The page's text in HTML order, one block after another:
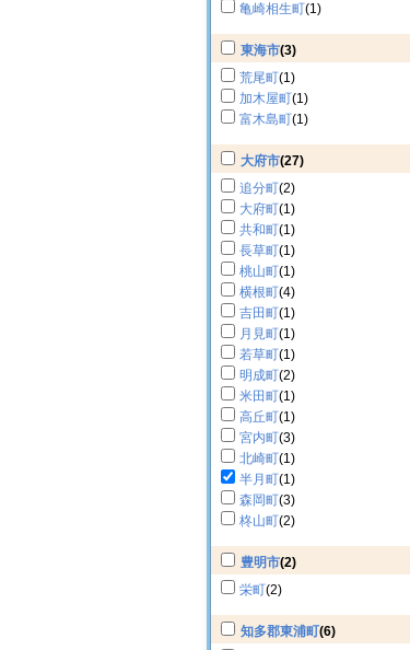
亀崎相生町(1)
東海市(3)
荒尾町(1)
加木屋町(1)
富木島町(1)
大府市(27)
追分町(2)
大府町(1)
共和町(1)
長草町(1)
桃山町(1)
横根町(4)
吉田町(1)
月見町(1)
若草町(1)
明成町(2)
米田町(1)
高丘町(1)
宮内町(3)
北崎町(1)
半月町(1)
森岡町(3)
柊山町(2)
豊明市(2)
栄町(2)
知多郡東浦町(6)